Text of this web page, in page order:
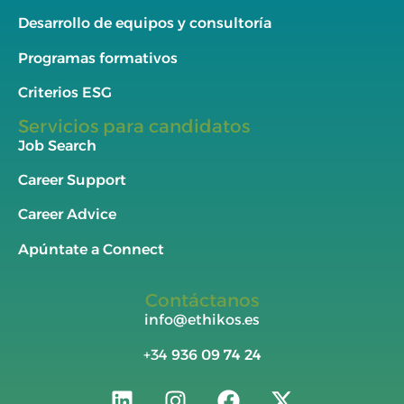
Desarrollo de equipos y consultoría
Programas formativos
Criterios ESG
Servicios para candidatos
Job Search
Career Support
Career Advice
Apúntate a Connect
Contáctanos
info@ethikos.es
+34 936 09 74 24